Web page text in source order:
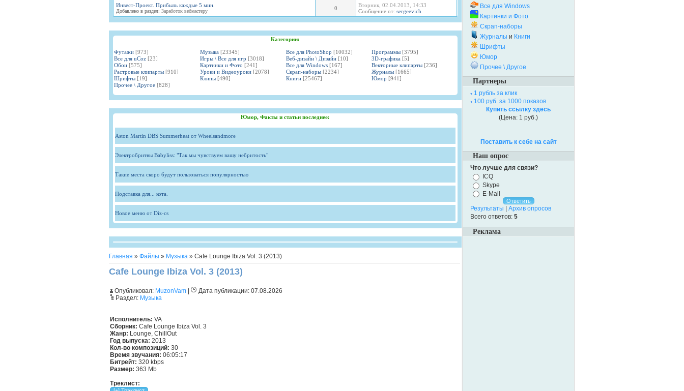
Инвест-Проект. Прибыль каждые 5 мин.
Добавлено в раздел: Заработок вебмастеру 0
Вторник, 02.04.2013, 14:33
Сообщение от: sergeevich
Категории:
Футажи [973] Музыка [23345] Все для PhotoShop [10032] Программы [3795]
Все для uCoz [23] Игры \ Все для игр [3018] Веб-дизайн \ Дизайн [10] 3D-графика [5]
Обои [575] Картинки и Фото [241] Все для Windows [167] Векторные клипарты [236]
Растровые клипарты [910] Уроки и Видеоуроки [2078] Скрап-наборы [2234] Журналы [1665]
Шрифты [19] Клипы [490] Книги [25467] Юмор [941]
Прочее \ Другое [828]
Юмор, Факты и статьи последнее:
Aston Martin DBS Summerheat от Wheelsandmore
Электробритвы Babyliss: "Так мы чувствуем вашу небритость"
Такие места скоро будут пользоваться популярностью
Подставка для... кота.
Новое меню от Diz-cs
Главная » Файлы » Музыка » Cafe Lounge Ibiza Vol. 3 (2013)
Cafe Lounge Ibiza Vol. 3 (2013)
Опубликовал: MuzonVam Дата публикации: 07.08.2026
Раздел: Музыка
Исполнитель: VA
Сборник: Cafe Lounge Ibiza Vol. 3
Жанр: Lounge, ChillOut
Год выпуска: 2013
Кол-во композиций: 30
Время звучания: 06:05:17
Битрейт: 320 kbps
Размер: 363 Mb
Треклист:
Все для Windows
Картинки и Фото
Скрап-наборы
Журналы и Книги
Шрифты
Юмор
Прочее \ Другое
Партнеры
1 рубль за клик
100 руб. за 1000 показов
Купить ссылку здесь
(Цена: 1 руб.)
Поставить к себе на сайт
Наш опрос
Что лучше для связи?
ICQ
Skype
E-Mail
Результаты
Архив опросов
Всего ответов: 5
Реклама